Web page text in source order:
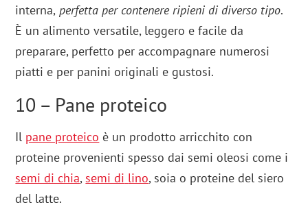
interna, perfetta per contenere ripieni di diverso tipo.
È un alimento versatile, leggero e facile da
preparare, perfetto per accompagnare numerosi
piatti e per panini originali e gustosi.
10 – Pane proteico
Il pane proteico è un prodotto arricchito con
proteine provenienti spesso dai semi oleosi come i
semi di chia, semi di lino, soia o proteine del siero
del latte.